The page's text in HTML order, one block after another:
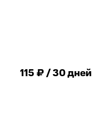
115 ₽ / 30 дней